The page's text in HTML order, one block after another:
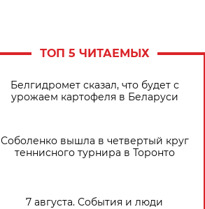
ТОП 5 ЧИТАЕМЫХ
Белгидромет сказал, что будет с
урожаем картофеля в Беларуси
Соболенко вышла в четвертый круг
теннисного турнира в Торонто
7 августа. События и люди